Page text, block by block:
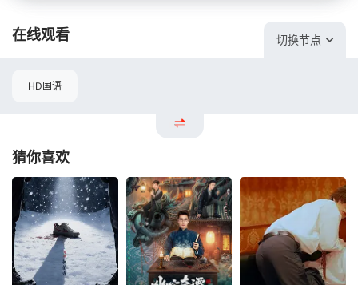
在线观看 切换节点
HD国语
猜你喜欢